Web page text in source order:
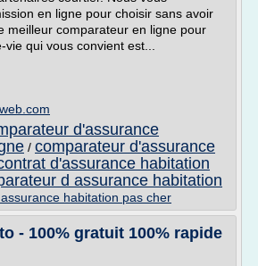
en ligne pour choisir sans avoir
meilleur comparateur en ligne pour
qui vous convient est...
d'assurance
/ comparateur d'assurance
d'assurance habitation
d assurance habitation
habitation pas cher
- 100% gratuit 100% rapide